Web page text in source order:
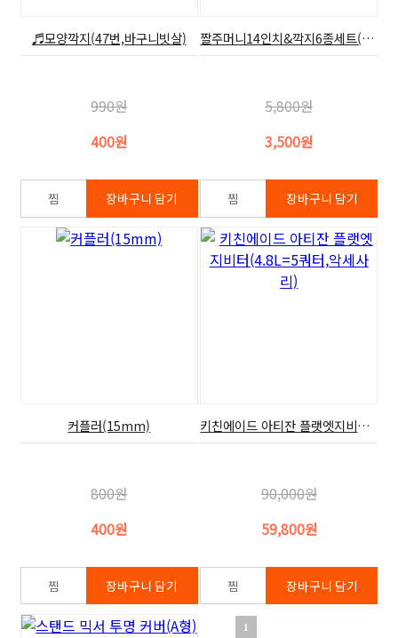
♬모양깍지(47번,바구니빗살)
990원
400원
짤주머니14인치&깍지6종세트(소)
5,800원
3,500원
커플러(15mm)
800원
400원
키친에이드 아티잔 플랫엣지비터(4.8L=5쿼터,악세사리)
90,000원
59,800원
1